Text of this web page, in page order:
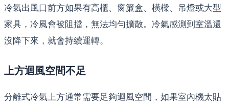
冷氣出風口前方如果有高櫃、窗簾盒、橫樑、吊燈或大型
家具，冷風會被阻擋，無法均勻擴散。冷氣感測到室溫還
沒降下來，就會持續運轉。
上方迴風空間不足
分離式冷氣上方通常需要足夠迴風空間，如果室內機太貼